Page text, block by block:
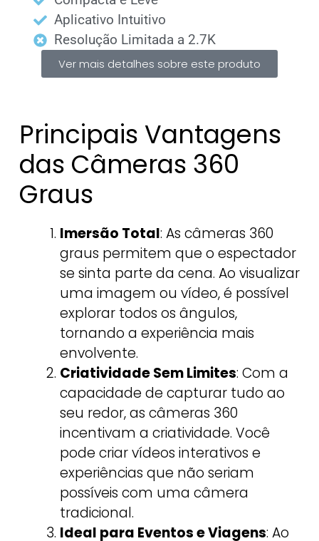
Aplicativo Intuitivo
Resolução Limitada a 2.7K
Ver mais detalhes sobre este produto
Principais Vantagens
das Câmeras 360
Graus
Imersão Total: As câmeras 360
graus permitem que o espectador
se sinta parte da cena. Ao visualizar
uma imagem ou vídeo, é possível
explorar todos os ângulos,
tornando a experiência mais
envolvente.
Criatividade Sem Limites: Com a
capacidade de capturar tudo ao
seu redor, as câmeras 360
incentivam a criatividade. Você
pode criar vídeos interativos e
experiências que não seriam
possíveis com uma câmera
tradicional.
Ideal para Eventos e Viagens: Ao